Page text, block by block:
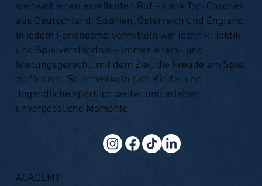
weltweit einen exzellenten Ruf – dank Top-Coaches
aus Deutschland, Spanien, Österreich und England.
In jedem Feriencamp vermitteln wir Technik, Taktik
und Spielverständnis – immer alters- und
leistungsgerecht, mit dem Ziel, die Freude am Spiel
zu fördern. So entwickeln sich Kinder und
Jugendliche sportlich weiter und erleben
unvergessliche Momente.
ACADEMY